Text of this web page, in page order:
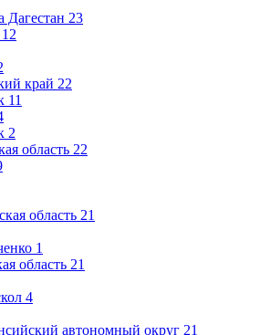
Дагестан 23
12
край 22
11
2
область 22
область 21
1
область 21
4
автономный округ 21